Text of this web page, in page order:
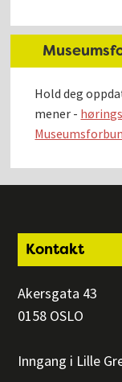
Hold deg
mener -
Footer
Kontakt
Akersgata 43
0158 OSLO
Inngang i Lille